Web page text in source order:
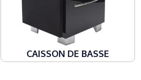
CAISSON DE BASSE